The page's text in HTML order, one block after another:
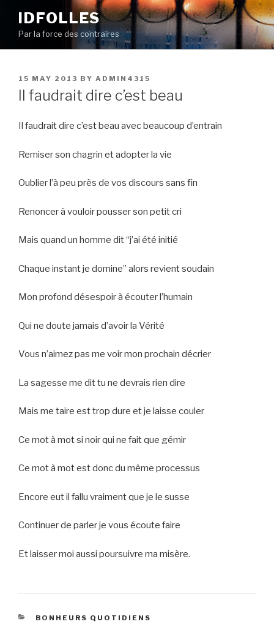
content
IDFOLLES
Par la force des contraires
POSTED
ON
15 MAY 2013 BY ADMIN4315
Il faudrait dire c’est beau
Il faudrait dire c’est beau avec beaucoup d’entrain
Remiser son chagrin et adopter la vie
Oublier l’à peu près de vos discours sans fin
Renoncer à vouloir pousser son petit cri
Mais quand un homme dit “j’ai été initié
Chaque instant je domine” alors revient soudain
Mon profond désespoir à écouter l’humain
Qui ne doute jamais d’avoir la Vérité
Vous n’aimez pas me voir mon prochain décrier
La sagesse me dit tu ne devrais rien dire
Mais me taire est trop dure et je laisse couler
Ce mot à mot si noir qui ne fait que gémir
Ce mot à mot est donc du même processus
Encore eut il fallu vraiment que je le susse
Continuer de parler je vous écoute faire
Et laisser moi aussi poursuivre ma misère.
CATEGORIES
BONHEURS QUOTIDIENS